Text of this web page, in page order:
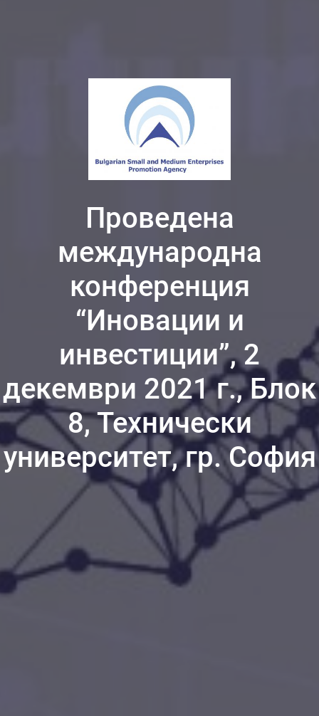
Проведена
международна
конференция
“Иновации и
инвестиции”, 2
декември 2021 г., Блок
8, Технически
университет, гр. София